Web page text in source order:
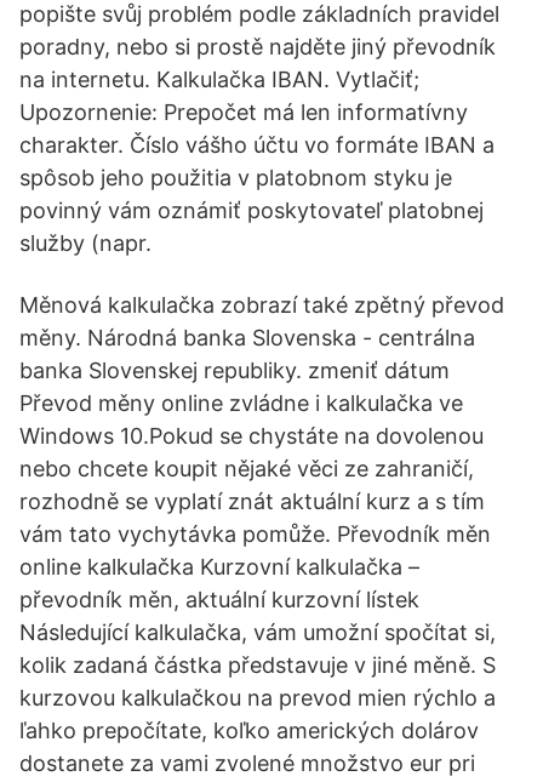
popište svůj problém podle základních pravidel
poradny, nebo si prostě najděte jiný převodník
na internetu. Kalkulačka IBAN. Vytlačiť;
Upozornenie: Prepočet má len informatívny
charakter. Číslo vášho účtu vo formáte IBAN a
spôsob jeho použitia v platobnom styku je
povinný vám oznámiť poskytovateľ platobnej
služby (napr.
Měnová kalkulačka zobrazí také zpětný převod
měny. Národná banka Slovenska - centrálna
banka Slovenskej republiky. zmeniť dátum
Převod měny online zvládne i kalkulačka ve
Windows 10.Pokud se chystáte na dovolenou
nebo chcete koupit nějaké věci ze zahraničí,
rozhodně se vyplatí znát aktuální kurz a s tím
vám tato vychytávka pomůže. Převodník měn
online kalkulačka Kurzovní kalkulačka –
převodník měn, aktuální kurzovní lístek
Následující kalkulačka, vám umožní spočítat si,
kolik zadaná částka představuje v jiné měně. S
kurzovou kalkulačkou na prevod mien rýchlo a
ľahko prepočítate, koľko amerických dolárov
dostanete za vami zvolené množstvo eur pri